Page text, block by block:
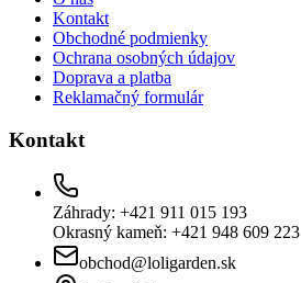
Kontakt
Obchodné podmienky
Ochrana osobných údajov
Doprava a platba
Reklamačný formulár
Kontakt
Záhrady: +421 911 015 193
Okrasný kameň: +421 948 609 223
obchod@loligarden.sk